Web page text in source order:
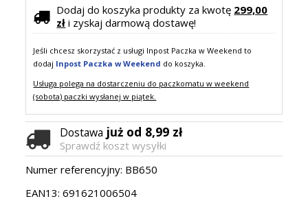
Dodaj do koszyka produkty za kwotę 299,00
zł i zyskaj darmową dostawę!
Jeśli chcesz skorzystać z usługi Inpost Paczka w Weekend to
dodaj Inpost Paczka w Weekend do koszyka.
Usługa polega na dostarczeniu do paczkomatu w weekend
(sobota) paczki wysłanej w piątek.
Dostawa już od 8,99 zł
Sprawdź koszt wysyłki
Numer referencyjny: BB650
EAN13: 691621006504